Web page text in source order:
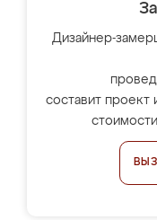
Дизайнер-
составит проект